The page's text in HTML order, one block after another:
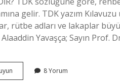
gelir. TDK yazım
rütbe adları ve lakaplar
Yavaşça; Sayın Prof.
Ya
8 Yorum